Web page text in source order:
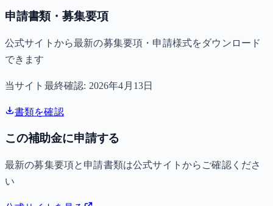
申請書類・募集要項
公式サイトから最新の募集要項・申請様式をダウンロード
できます
当サイト最終確認: 2026年4月13日
書類を確認
この補助金に申請する
最新の募集要項と申請書類は公式サイトからご確認くださ
い